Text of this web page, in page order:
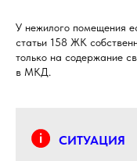
У нежилого помещения
статьи 158 ЖК
только на содержание
в МКД.
СИТУАЦИЯ